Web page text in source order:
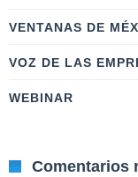
VENTANAS DE
VOZ DE LAS
WEBINAR
Comentarios